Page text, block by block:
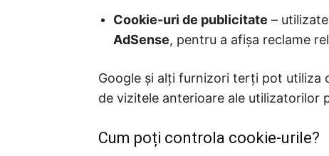
Cookie-uri de publicitate –
AdSense, pentru a afișa reclame
Google și alți furnizori terți pot utiliza
de vizitele anterioare ale utilizatorilor
Cum poți controla cookie-urile?